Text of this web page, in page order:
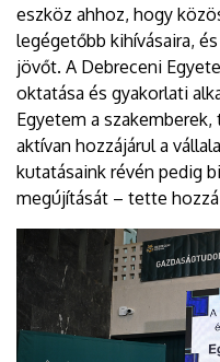
eszköz ahhoz, hogy
legégetőbb kihívásaira,
jövőt. A Debreceni
oktatása és gyakorlati
Egyetem a
aktívan hozzájárul a
kutatásaink révén pedig
megújítását – tette hozzá